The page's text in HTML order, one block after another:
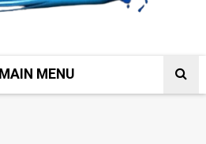
MAIN MENU